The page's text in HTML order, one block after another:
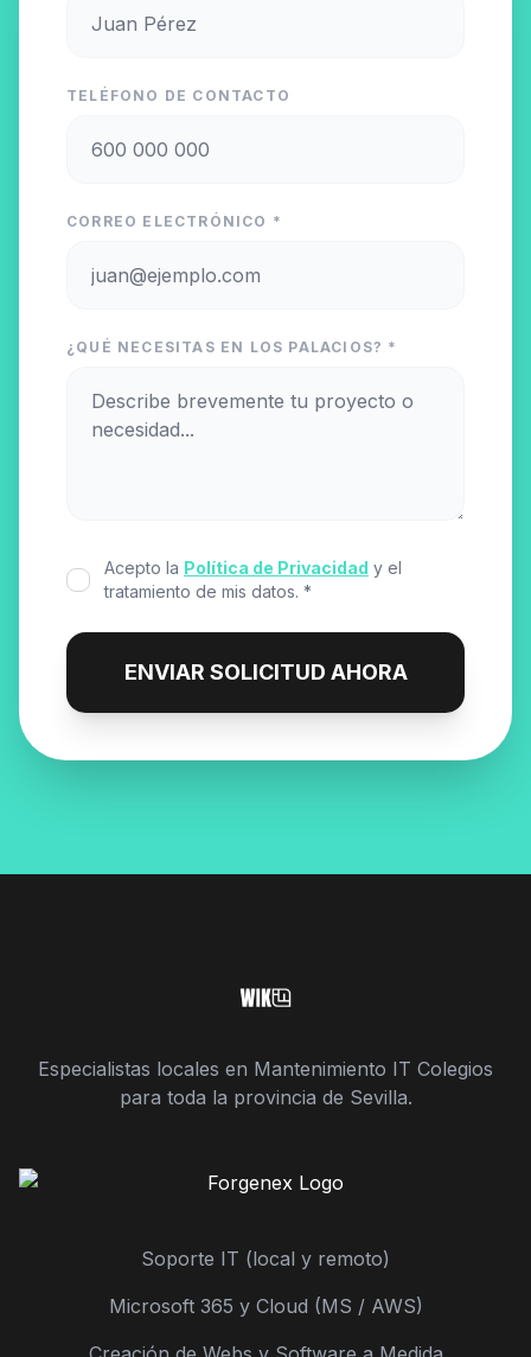
TELÉFONO DE CONTACTO
CORREO ELECTRÓNICO *
¿QUÉ NECESITAS EN LOS PALACIOS? *
Acepto la Política de Privacidad y el
tratamiento de mis datos. *
ENVIAR SOLICITUD AHORA
Especialistas locales en Mantenimiento IT Colegios
para toda la provincia de Sevilla.
Soporte IT (local y remoto)
Microsoft 365 y Cloud (MS / AWS)